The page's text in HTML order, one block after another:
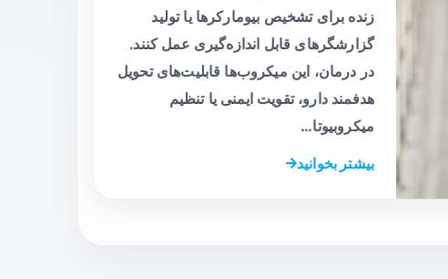
زنده برای تشخیص بیومارکرها یا تولید
گزارشگرهای قابل اندازه‌گیری عمل کنند.
در درمان، این میکروب‌ها قابلیت‌های تحویل
هدفمند دارو، تقویت ایمنی یا تنظیم
میکروبیوتا…
بیشتر بخوانید